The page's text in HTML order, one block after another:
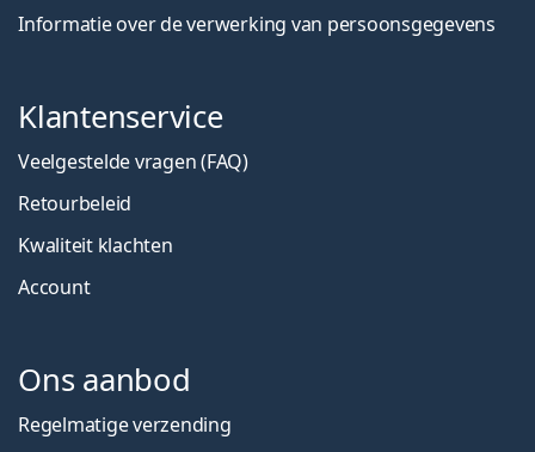
Informatie over de verwerking van persoonsgegevens
Klantenservice
Veelgestelde vragen (FAQ)
Retourbeleid
Kwaliteit klachten
Account
Ons aanbod
Regelmatige verzending